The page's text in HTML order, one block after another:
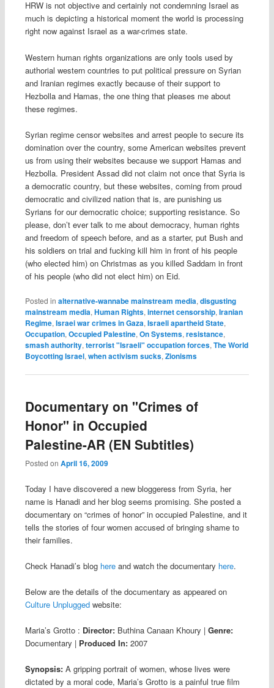
HRW is not objective and certainly not condemning Israel as
much is depicting a historical moment the world is processing
right now against Israel as a war-crimes state.
Western human rights organizations are only tools used by
authorial western countries to put political pressure on Syrian
and Iranian regimes exactly because of their support to
Hezbolla and Hamas, the one thing that pleases me about
these regimes.
Syrian regime censor websites and arrest people to secure its
domination over the country, some American websites prevent
us from using their websites because we support Hamas and
Hezbolla. President Assad did not claim not once that Syria is
a democratic country, but these websites, coming from proud
democratic and civilized nation that is, are punishing us
Syrians for our democratic choice; supporting resistance. So
please, don’t ever talk to me about democracy, human rights
and freedom of speech before, and as a starter, put Bush and
his soldiers on trial and fucking kill him in front of his people
(who elected him) on Christmas as you killed Saddam in front
of his people (who did not elect him) on Eid.
Posted in alternative-wannabe mainstream media, disgusting
mainstream media, Human Rights, internet censorship, Iranian
Regime, Israei war crimes in Gaza, Israeli apartheid State,
Occupation, Occupied Palestine, On Systems, resistance,
smash authority, terrorist "Israeli" occupation forces, The World
Boycotting Israel, when activism sucks, Zionisms
Documentary on "Crimes of
Honor" in Occupied
Palestine-AR (EN Subtitles)
Posted on April 16, 2009
Today I have discovered a new bloggeress from Syria, her
name is Hanadi and her blog seems promising. She posted a
documentary on “crimes of honor” in occupied Palestine, and it
tells the stories of four women accused of bringing shame to
their families.
Check Hanadi’s blog here and watch the documentary here.
Below are the details of the documentary as appeared on
Culture Unpluggedwebsite:
Maria’s Grotto: Director: Buthina Canaan Khoury | Genre:
Documentary | Produced In: 2007
Synopsis: A gripping portrait of women, whose lives were
dictated by a moral code, Maria’s Grotto is a painful true film